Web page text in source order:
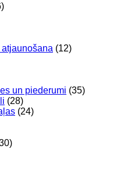
(12)
un piederumi (35)
(28)
(24)